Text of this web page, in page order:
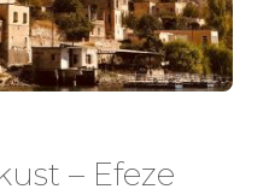
– Efeze